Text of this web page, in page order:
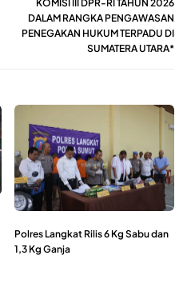
KOMISI III DPR-RI TAHUN 2026
DALAM RANGKA PENGAWASAN
PENEGAKAN HUKUM TERPADU DI
SUMATERA UTARA*
Polres Langkat Rilis 6 Kg Sabu dan
1,3 Kg Ganja